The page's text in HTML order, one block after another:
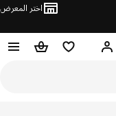
اختر المعرض
مرحبًا! سجل الدخول
قائمة المفضلةسلة التسوق